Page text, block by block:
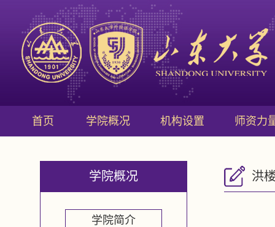
首页 学院概况 机构设置 师资力
学院概况
学院简介
洪